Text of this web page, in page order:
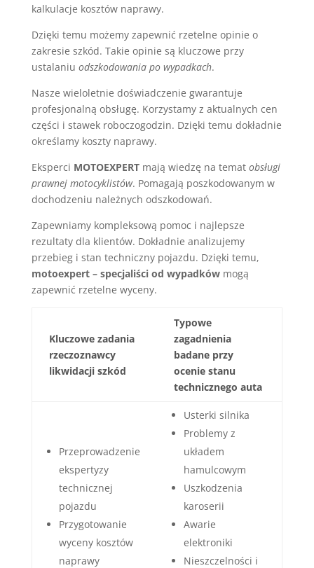
kalkulacje kosztów naprawy.
Dzięki temu możemy zapewnić rzetelne opinie o
zakresie szkód. Takie opinie są kluczowe przy
ustalaniu odszkodowania po wypadkach.
Nasze wieloletnie doświadczenie gwarantuje
profesjonalną obsługę. Korzystamy z aktualnych cen
części i stawek roboczogodzin. Dzięki temu dokładnie
określamy koszty naprawy.
Eksperci MOTOEXPERTmają wiedzę na temat obsługi
prawnej motocyklistów. Pomagają poszkodowanym w
dochodzeniu należnych odszkodowań.
Zapewniamy kompleksową pomoc i najlepsze
rezultaty dla klientów. Dokładnie analizujemy
przebieg i stan techniczny pojazdu. Dzięki temu,
motoexpert – specjaliści od wypadkówmogą
zapewnić rzetelne wyceny.
Kluczowe zadania
rzeczoznawcy
likwidacji szkód
Typowe
zagadnienia
badane przy
ocenie stanu
technicznego auta
Przeprowadzenie
ekspertyzy
technicznej
pojazdu
Przygotowanie
wyceny kosztów
naprawy
Usterki silnika
Problemy z
układem
hamulcowym
Uszkodzenia
karoserii
Awarie
elektroniki
Nieszczelności i